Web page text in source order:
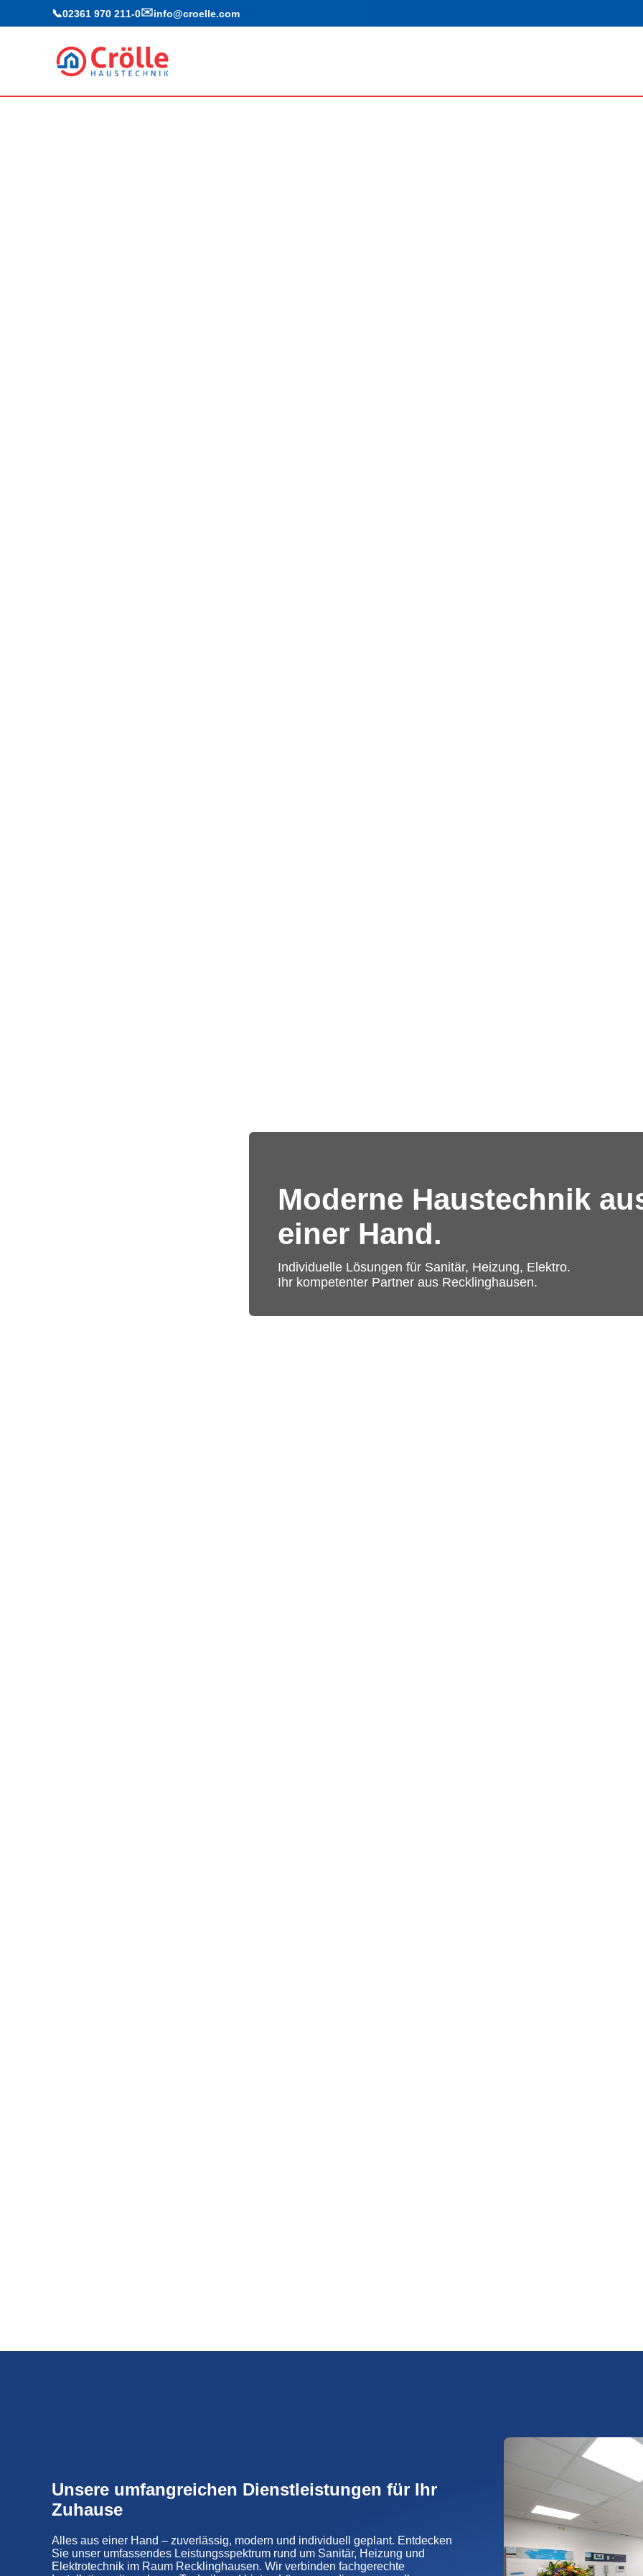
📞02361 970 211‑0✉️info@croelle.com
Moderne Haustechnik
einer Hand.
Individuelle Lösungen für Sanitär, Heizung, Elektro.
Ihr kompetenter Partner aus Recklinghausen.
Unsere umfangreichen Dienstleistungen für Ihr
Zuhause
Alles aus einer Hand – zuverlässig, modern und individuell geplant. Entdecken
Sie unser umfassendes Leistungsspektrum rund um Sanitär, Heizung und
Elektrotechnik im Raum Recklinghausen. Wir verbinden fachgerechte